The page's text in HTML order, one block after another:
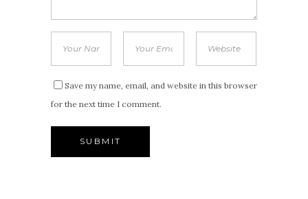
Save my name, email, and website in this browser
for the next time I comment.